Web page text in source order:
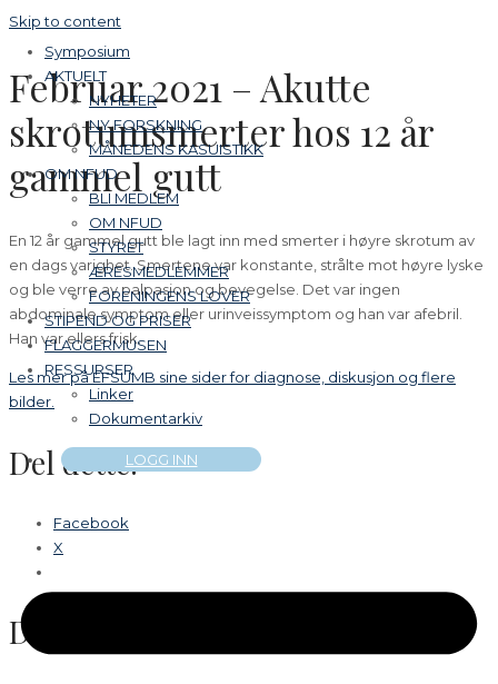
Skip to content
Symposium
AKTUELT
NYHETER
NY FORSKNING
MÅNEDENS KASUISTIKK
OM NFUD
BLI MEDLEM
OM NFUD
STYRET
ÆRESMEDLEMMER
FORENINGENS LOVER
STIPEND OG PRISER
FLAGGERMUSEN
RESSURSER
Linker
Dokumentarkiv
LOGG INN
Februar 2021 – Akutte
skrotumsmerter hos 12 år
gammel gutt
En 12 år gammel gutt ble lagt inn med smerter i høyre skrotum av
en dags varighet. Smertene var konstante, strålte mot høyre lyske
og ble verre av palpasjon og bevegelse. Det var ingen
abdominale symptom eller urinveissymptom og han var afebril.
Han var ellers frisk.
Les mer på EFSUMB sine sider for diagnose, diskusjon og flere
bilder.
Del dette:
Facebook
X
Del dette: